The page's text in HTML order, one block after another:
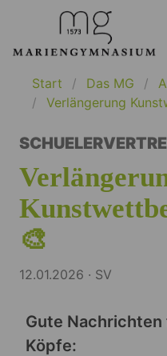
Start Das MG
Verlängerung
🎨
12.01.2026 · SV
Gute
Köpfe: